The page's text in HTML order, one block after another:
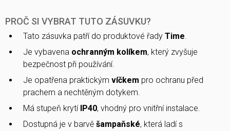
PROČ SI VYBRAT TUTO ZÁSUVKU?
Tato zásuvka patří do produktové řady Time.
Je vybavena ochranným kolíkem, který zvyšuje
bezpečnost při používání.
Je opatřena praktickým víčkem pro ochranu před
prachem a nechtěným dotykem.
Má stupeň krytí IP40, vhodný pro vnitřní instalace.
Dostupná je v barvě šampaňské, která ladí s